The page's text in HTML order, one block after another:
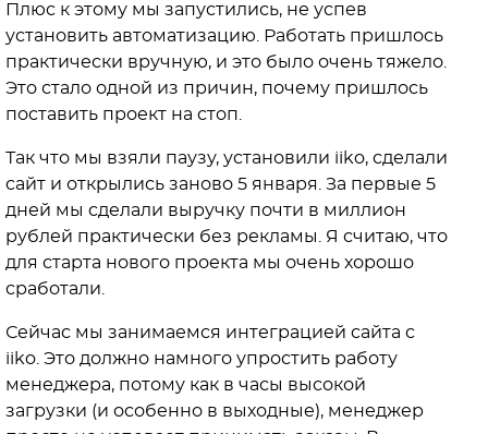
Плюс к этому мы запустились, не успев
установить автоматизацию. Работать пришлось
практически вручную, и это было очень тяжело.
Это стало одной из причин, почему пришлось
поставить проект на стоп.
Так что мы взяли паузу, установили iiko, сделали
сайт и открылись заново 5 января. За первые 5
дней мы сделали выручку почти в миллион
рублей практически без рекламы. Я считаю, что
для старта нового проекта мы очень хорошо
сработали.
Сейчас мы занимаемся интеграцией сайта с
iiko. Это должно намного упростить работу
менеджера, потому как в часы высокой
загрузки (и особенно в выходные), менеджер